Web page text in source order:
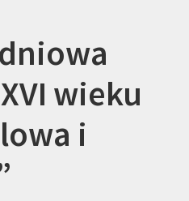
wieku
i